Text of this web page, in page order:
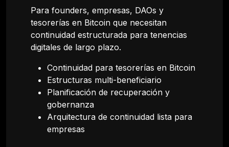
Para founders, empresas, DAOs y
tesorerías en Bitcoin que necesitan
continuidad estructurada para tenencias
digitales de largo plazo.
Continuidad para tesorerías en Bitcoin
Estructuras multi-beneficiario
Planificación de recuperación y
gobernanza
Arquitectura de continuidad lista para
empresas